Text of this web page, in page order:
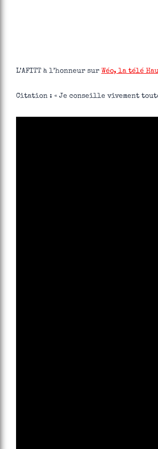
L’AFITT à l’honneur sur Wéo, la télé
Citation : « Je conseille vivement